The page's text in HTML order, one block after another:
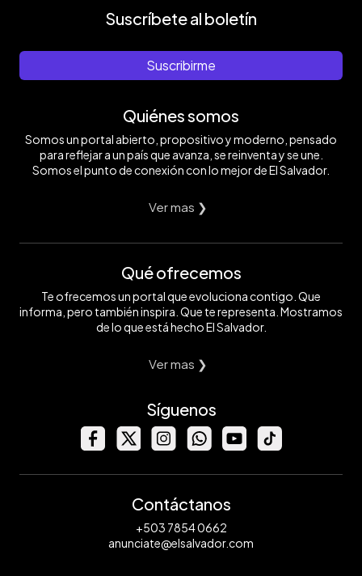
Suscríbete al boletín
Suscribirme
Quiénes somos
Somos un portal abierto, propositivo y moderno, pensado
para reflejar a un país que avanza, se reinventa y se une.
Somos el punto de conexión con lo mejor de El Salvador.
Ver mas ❯
Qué ofrecemos
Te ofrecemos un portal que evoluciona contigo. Que
informa, pero también inspira. Que te representa. Mostramos
de lo que está hecho El Salvador.
Ver mas ❯
Síguenos
Contáctanos
+503 7854 0662
anunciate@elsalvador.com